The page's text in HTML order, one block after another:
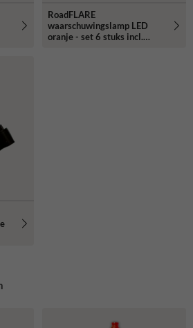
RoadFLARE
waarschuwingslamp LED
oranje - set 6 stuks incl.